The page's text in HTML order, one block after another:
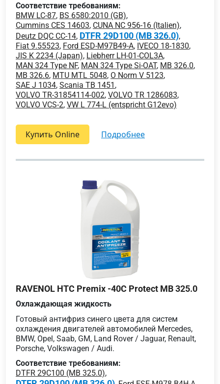
Соответствие требованиям:
BMW LC-87, BS 6580:2010 (GB),
Cummins CES 14603, CUNA NC 956-16 (Italien),
Deutz DQC CC-14, DTFR 29D100 (MB 326.0),
Fiat 9.55523, Ford ESD-M97B49-A, IVECO 18-1830,
JIS K 2234 (Japan), Liebherr LH-01-COL3A,
MAN 324 Type NF, MAN 324 Type Si-OAT, MB 326.0,
MB 326.6, MTU MTL 5048, O Norm V 5123,
SAE J 1034, Scania TB 1451 ,
VOLVO TR-31854114-002, VOLVO TR 1286083,
VOLVO VCS-2, VW L 774-L (entspricht G12evo)
Купить Online подробнее
RAVENOL HTC Premix -40C Protect MB 325.0
Охлаждающая жидкость
Готовый антифриз синего цвета для систем
охлаждения двигателей автомобилей Mercedes,
BMW, Opel, Saab, GM, Land Rover / Jaguar, Renault,
Porsche, Volkswagen / Audi.
Соответствие требованиям:
DTFR 29C100 (MB 325.0),